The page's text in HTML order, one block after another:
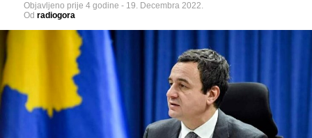
Objavljeno prije 4 godine - 19. Decembra 2022.
Od radiogora